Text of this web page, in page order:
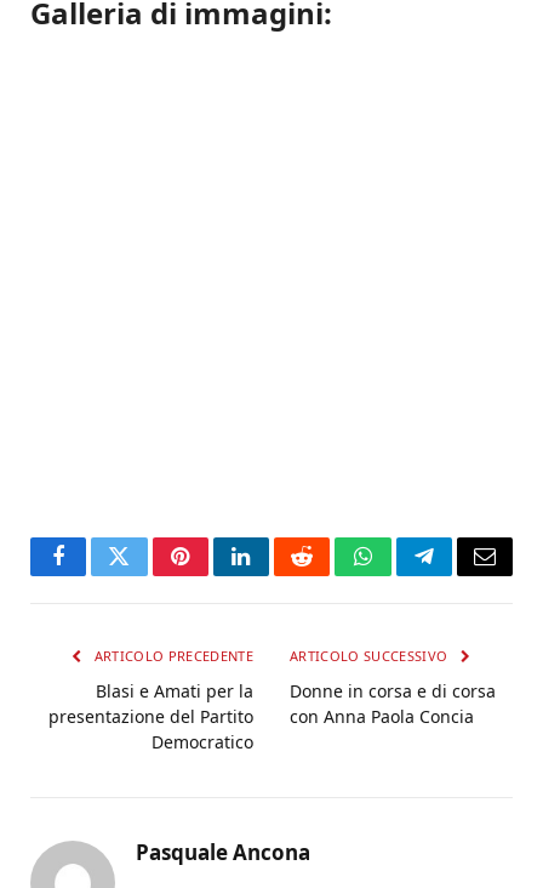
Galleria di immagini:
FacebookTwitterPinterestLinkedInRedditWhatsAppTelegramEmail
ARTICOLO PRECEDENTE
Blasi e Amati per la
presentazione del Partito
Democratico
ARTICOLO SUCCESSIVO
Donne in corsa e di corsa
con Anna Paola Concia
Pasquale Ancona